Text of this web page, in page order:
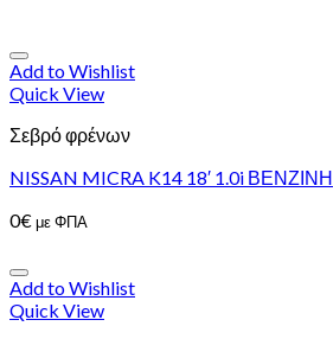
Add to Wishlist
Quick View
Σεβρό φρένων
NISSAN MICRA K14 18′ 1.0i ΒΕΝΖΙΝΗ
0€με ΦΠΑ
Add to Wishlist
Quick View